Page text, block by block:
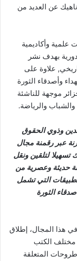
عن العديد من
علمية وأكاديمية
بهدف نشر
علاوة على
وأصدقاء الثورة
موجهة للناشئة
والرياضة.
وذوي الحقوق
عبر رقمنة مجال
تسهيلا لتلقين ونقل
حديثة وعصرية من
التي تشمل
الثورة
ومن بين الانجازات المحققة خلال سنة 2024 في هذا المجال، إطلاق
مختلف الكتب
المتعلقة